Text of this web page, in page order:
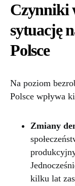
Czynniki
sytuację
Polsce
Na poziom
Polsce wpływa
Zmiany
kilku lat